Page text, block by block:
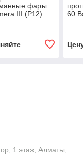
фары
III (P12)
60
1 этаж, Алматы,